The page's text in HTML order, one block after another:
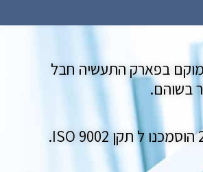
בפארק התעשיה חבל
בשוהם.